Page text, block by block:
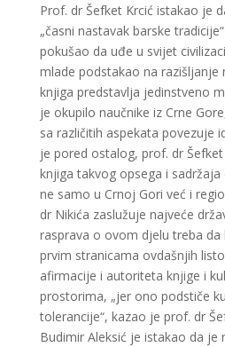
Prof. dr Šefket Krcić istakao je
„časni nastavak barske
pokušao da uđe u svijet
mlade podstakao na razišljanje
knjiga predstavlјa jedinstveno
je okupilo naučnike iz Crne
sa različitih aspekata povezuje
je pored ostalog, prof. dr
knjiga takvog opsega i sadržaja
ne samo u Crnoj Gori već i
dr Nikića zaslužuje najveće
rasprava o ovom djelu treba da
prvim stranicama ovdašnjih
afirmacije i autoriteta knjige i
prostorima, „jer ono podstiče
tolerancije“, kazao je prof. dr
Budimir Aleksić je istakao da